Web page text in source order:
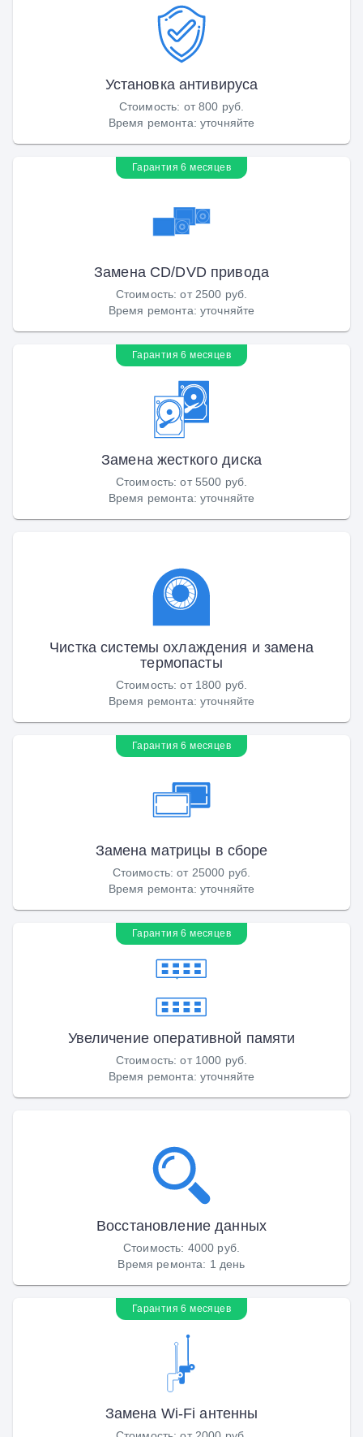
Установка антивируса
Стоимость: от 800 руб.
Время ремонта: уточняйте
Гарантия 6 месяцев
Замена CD/DVD привода
Стоимость:от 2500 руб.
Время ремонта: уточняйте
Гарантия 6 месяцев
Замена жесткого диска
Стоимость:от 5500 руб.
Время ремонта: уточняйте
Чистка системы охлаждения и замена
термопасты
Стоимость:от 1800 руб.
Время ремонта: уточняйте
Гарантия 6 месяцев
Замена матрицы в сборе
Стоимость:от 25000 руб.
Время ремонта: уточняйте
Гарантия 6 месяцев
Увеличение оперативной памяти
Стоимость:от 1000 руб.
Время ремонта: уточняйте
Восстановление данных
Стоимость: 4000 руб.
Время ремонта: 1 день
Гарантия 6 месяцев
Замена Wi-Fi антенны